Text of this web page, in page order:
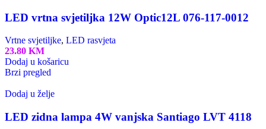
LED vrtna svjetiljka 12W Optic12L 076-117-0012
Vrtne svjetiljke, LED rasvjeta
23.80 KM
Dodaj u košaricu
Brzi pregled
Dodaj u želje
LED zidna lampa 4W vanjska Santiago LVT 4118